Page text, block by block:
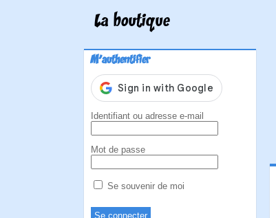
La boutique
M'authentifier
Identifiant ou adresse e-mail
Mot de passe
Se souvenir de moi